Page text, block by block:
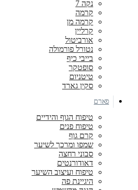
נקה 7
קרמה
קרמה מן
קרליין
אורביטול
נטורל פורמולה
בייבי כיף
סופטקר
טיטניום
סקין גארד
פארם
טיפוח הגוף והידיים
טיפוח פנים
קרם גוף
שמפו ומרכך לשיער
סבוני רחצה
דאודורנטים
טיפוח ועיצוב השיער
היגיינת פה